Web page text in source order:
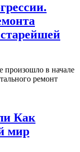
произошло в начале
ремонт
Как
мир